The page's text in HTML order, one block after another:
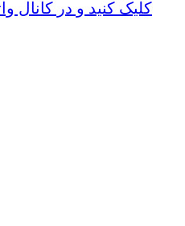
کلیک کنید و در کانال